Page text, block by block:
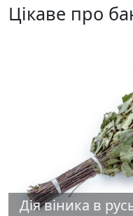
Цікаве про
Дія віника в